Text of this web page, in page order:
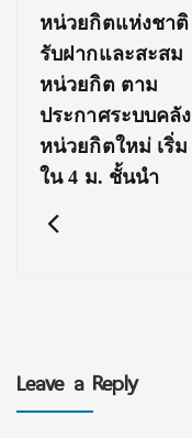
หน่วยกิตแห่งชาติ
รับฝากและสะสม
หน่วยกิต ตาม
ประกาศระบบคลัง
หน่วยกิตใหม่ เริ่ม
ใน 4 ม. ชั้นนำ
Leave a Reply